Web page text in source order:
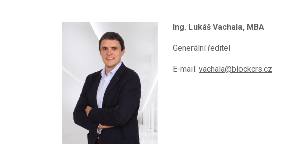
Ing. Lukáš Vachala, MBA
Generální ředitel
E-mail: vachala@blockcrs.cz